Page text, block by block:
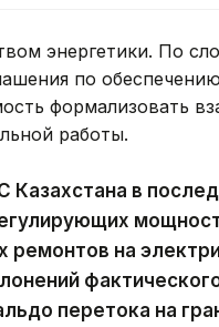
энергетики. По
по
формализовать
работы.
Казахстана в
ремонтов на
перетока на